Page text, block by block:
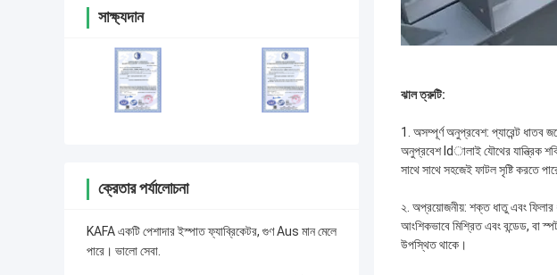
সাক্ষ্যদান
ক্রেতার পর্যালোচনা
KAFA একটি পেশাদার ইস্পাত ফ্যাব্রিকেটর, গুণ Aus মান মেলে
পারে। ভালো সেবা.
ঝাল ত্রুটি:
1. অসম্পূর্ণ অনুপ্রবেশ: প্যারেন্ট ধাতব
অনুপ্রবেশ ldালাই যৌথের যান্ত্রিক
সাথে সাথে সহজেই ফাটল সৃষ্টি করতে
২. অপ্রয়োজনীয়: শক্ত ধাতু এবং ফিলার
আংশিকভাবে মিশ্রিত এবং বন্ডেড, বা
উপস্থিত থাকে।